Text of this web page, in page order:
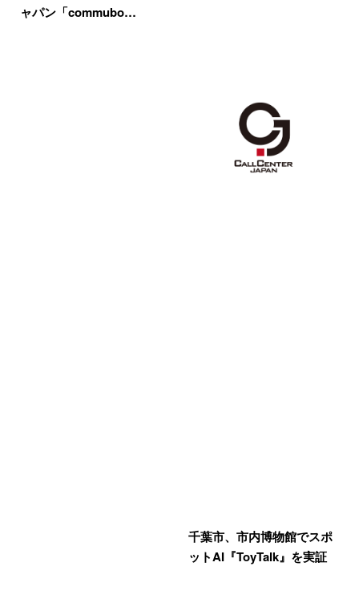
ャパン「commubo…
千葉市、市内博物館でスポ
ットAI『ToyTalk』を実証